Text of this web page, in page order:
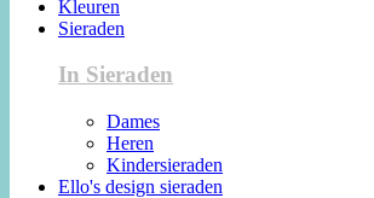
Kleuren
Sieraden
In Sieraden
Dames
Heren
Kindersieraden
Ello's design sieraden